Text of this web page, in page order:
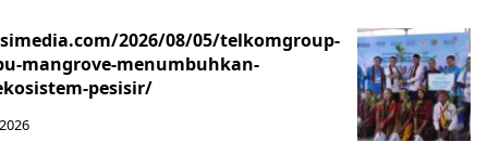
2026/08/05/telkomgroup-
mangrove-menumbuhkan-
pesisir/